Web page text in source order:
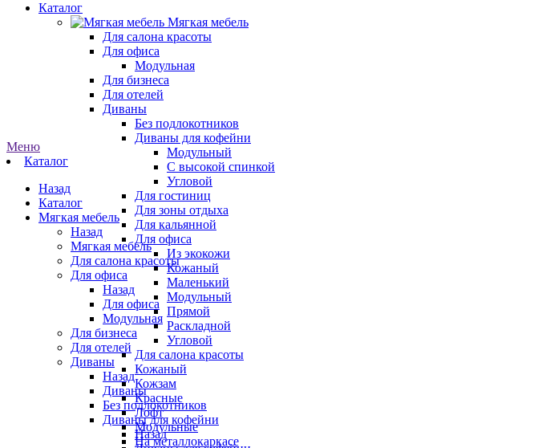
Каталог
Мягкая мебель
Для салона красоты
Для офиса
Модульная
Для бизнеса
Для отелей
Диваны
Без подлокотников
Диваны для кофейни
Модульный
С высокой спинкой
Угловой
Для гостиниц
Для зоны отдыха
Для кальянной
Для офиса
Из экокожи
Кожаный
Маленький
Модульный
Прямой
Раскладной
Угловой
Для салона красоты
Кожаный
Кожзам
Красные
Лофт
Модульные
На металлокаркасе
Меню
Каталог
Назад
Каталог
Мягкая мебель
Назад
Мягкая мебель
Для салона красоты
Для офиса
Назад
Для офиса
Модульная
Для бизнеса
Для отелей
Диваны
Назад
Диваны
Без подлокотников
Диваны для кофейни
Назад